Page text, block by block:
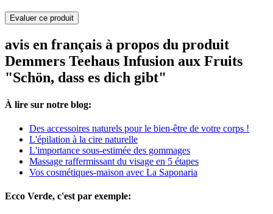
Evaluer ce produit
avis en français à propos du produit
Demmers Teehaus Infusion aux Fruits
"Schön, dass es dich gibt"
À lire sur notre blog:
Des accessoires naturels pour le bien-être de votre corps !
L'épilation à la cire naturelle
L'importance sous-estimée des gommages
Massage raffermissant du visage en 5 étapes
Vos cosmétiques-maison avec La Saponaria
Ecco Verde, c'est par exemple: